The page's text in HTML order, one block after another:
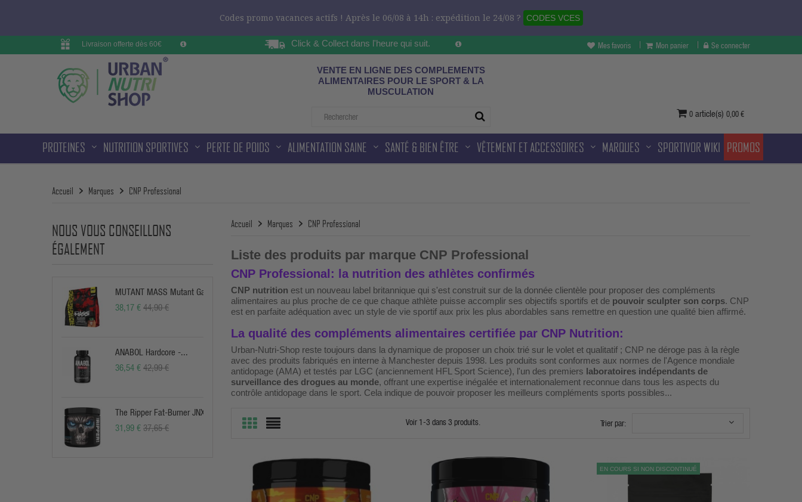
Codes promo vacances actifs ! Après le 06/08 à 14h : expédition le 24/08 ? CODES VCES
Livraison offerte dès 60€ Click & Collect dans l'heure qui suit.
Sur les horaires d'ouvertures à Melun et sans frais
additionnelle.
Mes favoris Mon panier Se connecter
VENTE EN LIGNE DES COMPLEMENTS
ALIMENTAIRES POUR LE SPORT & LA
MUSCULATION
0 article(s) 0,00 €
PROTEINES NUTRITION SPORTIVES PERTE DE POIDS ALIMENTATION SAINE SANTÉ & BIEN ÊTRE VÊTEMENT ET ACCESSOIRES MARQUES SPORTIVOR WIKI PROMOS
Accueil Marques CNP Professional
NOUS VOUS CONSEILLONS
ÉGALEMENT
MUTANT MASS Mutant Gainer
38,17 € 44,90 €
ANABOL Hardcore -...
36,54 € 42,99 €
The Ripper Fat-Burner JNX
31,99 € 37,65 €
Accueil Marques CNP Professional
Liste des produits par marque CNP Professional
CNP Professional: la nutrition des athlètes confirmés
CNP nutrition est un nouveau label britannique qui s'est construit sur de la donnée clientèle pour proposer des compléments
alimentaires au plus proche de ce que chaque athlète puisse accomplir ses objectifs sportifs et de pouvoir sculpter son corps. CNP
est en parfaite adéquation avec un style de vie sportif aux prix les plus abordables sans remettre en question une qualité bien affirmé.
La qualité des compléments alimentaires certifiée par CNP Nutrition:
Urban-Nutri-Shop reste toujours dans la dynamique de proposer un choix trié sur le volet et qualitatif ; CNP ne déroge pas à la règle
avec des produits fabriqués en interne à Manchester depuis 1998. Les produits sont conformes aux normes de l'Agence mondiale
antidopage (AMA) et testés par LGC (anciennement HFL Sport Science), l'un des premiers laboratoires indépendants de
surveillance des drogues au monde, offrant une expertise inégalée et internationalement reconnue dans tous les aspects du
contrôle antidopage dans le sport. Cela indique de pouvoir proposer les meilleurs compléments sports possibles...
Voir 1-3 dans 3 produits. Trier par:
EN COURS SI NON DISCONTINUÉ